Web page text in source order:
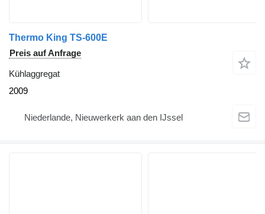
Thermo King TS-600E
Preis auf Anfrage
Kühlaggregat
2009
Niederlande, Nieuwerkerk aan den IJssel